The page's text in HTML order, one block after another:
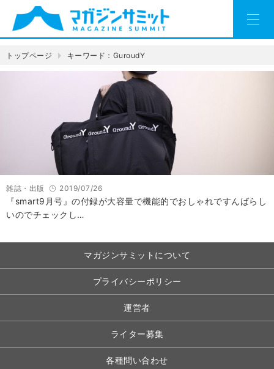
トップページ キーワード：GuroudY
雑誌・出版 2019/07/26
『smart9月号』の付録が大容量で機能的でおしゃれですんばらし
いのでチェックし…
マガジンサミットについて
プライバシーポリシー
運営者
ライター募集
各種問い合わせ